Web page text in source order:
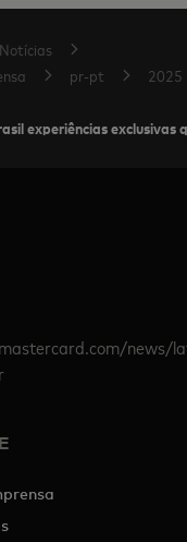
Notícias
pr-pt
2025
experiências
news/